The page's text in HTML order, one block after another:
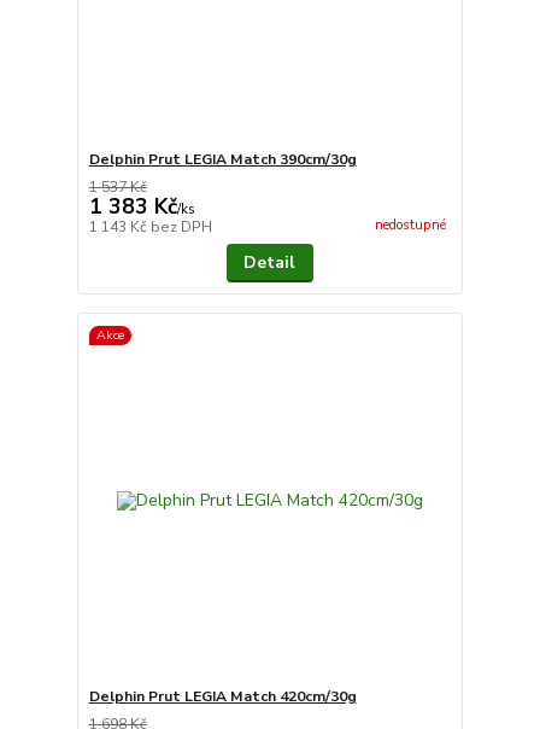
Delphin Prut LEGIA Match 390cm/30g
1 537 Kč
1 383 Kč/ks
1 143 Kč bez DPH nedostupné
Detail
Akce
Delphin Prut LEGIA Match 420cm/30g
1 698 Kč